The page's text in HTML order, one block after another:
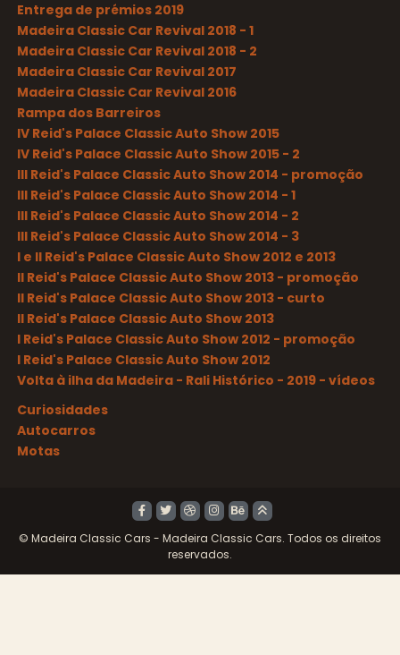
Entrega de prémios 2019
Madeira Classic Car Revival 2018 - 1
Madeira Classic Car Revival 2018 - 2
Madeira Classic Car Revival 2017
Madeira Classic Car Revival 2016
Rampa dos Barreiros
IV Reid's Palace Classic Auto Show 2015
IV Reid's Palace Classic Auto Show 2015 - 2
III Reid's Palace Classic Auto Show 2014 - promoção
III Reid's Palace Classic Auto Show 2014 - 1
III Reid's Palace Classic Auto Show 2014 - 2
III Reid's Palace Classic Auto Show 2014 - 3
I e II Reid's Palace Classic Auto Show 2012 e 2013
II Reid's Palace Classic Auto Show 2013 - promoção
II Reid's Palace Classic Auto Show 2013 - curto
II Reid's Palace Classic Auto Show 2013
I Reid's Palace Classic Auto Show 2012 - promoção
I Reid's Palace Classic Auto Show 2012
Volta à ilha da Madeira - Rali Histórico - 2019 - vídeos
Curiosidades
Autocarros
Motas
© Madeira Classic Cars - Madeira Classic Cars. Todos os direitos
reservados.